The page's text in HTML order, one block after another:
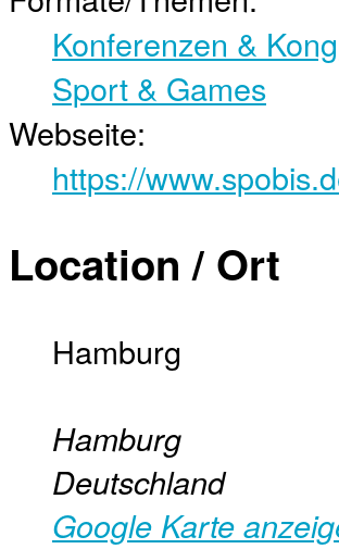
Konferenzen &
Sport & Games
Webseite:
https://
Location / Ort
Hamburg
Hamburg
Deutschland
Google Karte